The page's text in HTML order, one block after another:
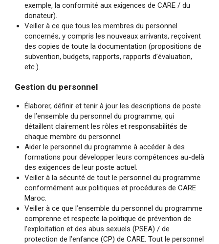
exemple, la conformité aux exigences de CARE / du
donateur).
Veiller à ce que tous les membres du personnel
concernés, y compris les nouveaux arrivants, reçoivent
des copies de toute la documentation (propositions de
subvention, budgets, rapports, rapports d’évaluation,
etc.).
Gestion du personnel
Élaborer, définir et tenir à jour les descriptions de poste
de l’ensemble du personnel du programme, qui
détaillent clairement les rôles et responsabilités de
chaque membre du personnel.
Aider le personnel du programme à accéder à des
formations pour développer leurs compétences au-delà
des exigences de leur poste actuel.
Veiller à la sécurité de tout le personnel du programme
conformément aux politiques et procédures de CARE
Maroc.
Veiller à ce que l’ensemble du personnel du programme
comprenne et respecte la politique de prévention de
l’exploitation et des abus sexuels (PSEA) / de
protection de l’enfance (CP) de CARE. Tout le personnel